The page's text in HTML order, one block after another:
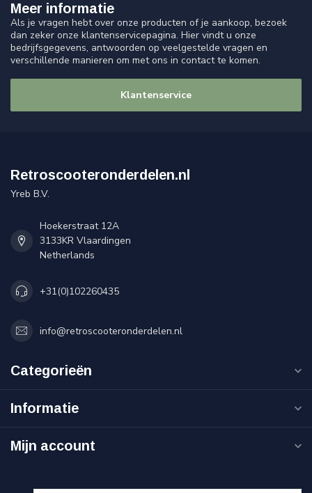
Meer informatie
Als je vragen hebt over onze producten of je aankoop, bezoek
dan zeker onze klantenservicepagina. Hier vindt u onze
bedrijfsgegevens, antwoorden op veelgestelde vragen en
verschillende manieren om met ons in contact te komen.
Klantenservice
Retroscooteronderdelen.nl
Yreb B.V.
Hoekerstraat 12A
3133KR Vlaardingen
Netherlands
+31(0)102260435
info@retroscooteronderdelen.nl
Categorieën
Informatie
Mijn account